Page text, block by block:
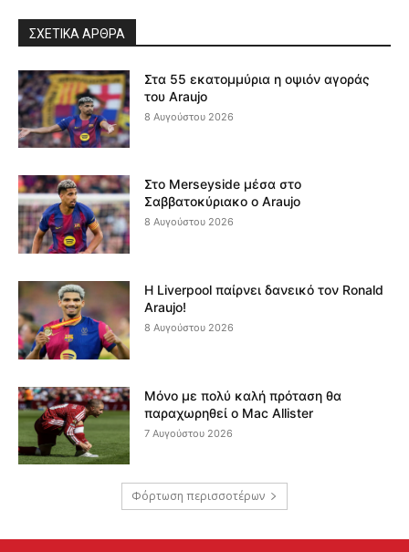
ΣΧΕΤΙΚΆ ΆΡΘΡΑ
Στα 55 εκατομμύρια η οψιόν αγοράς
του Araujo
8 Αυγούστου 2026
Στο Merseyside μέσα στο
Σαββατοκύριακο ο Araujo
8 Αυγούστου 2026
Η Liverpool παίρνει δανεικό τον Ronald
Araujo!
8 Αυγούστου 2026
Μόνο με πολύ καλή πρόταση θα
παραχωρηθεί ο Mac Allister
7 Αυγούστου 2026
Φόρτωση περισσοτέρων